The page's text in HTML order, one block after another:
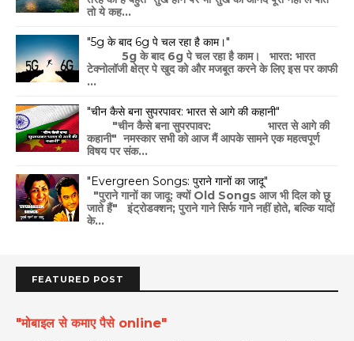
तो ये कह...
"5g के बाद 6g पे चल रहा है काम।"
5g के बाद 6g पे चल रहा है काम। भारत: भारत
टेक्नोलॉजी क्षेत्र पे खुद को और मजबूत करने के लिए इस पर काफी
...
"चीन कैसे बना सुपरपावर: भारत से आगे की कहानी"
"चीन कैसे बना सुपरपावर: भारत से आगे की
कहानी" नमस्कार सभी को आज मैं आपके सामने एक महत्वपूर्ण
विषय पर संक...
"Evergreen Songs: पुराने गानों का जादू"
"पुराने गानों का जादू: क्यों Old Songs आज भी दिल को छू
जाते हैं" इंट्रोडक्शन; पुराने गाने सिर्फ गाने नहीं होते, बल्कि यादों
के...
FEATURED POST
"मोबाइल से कमाए पैसे online"